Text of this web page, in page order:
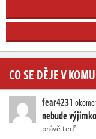
CO SE DĚJE V
fear4231
nebude
právě teď